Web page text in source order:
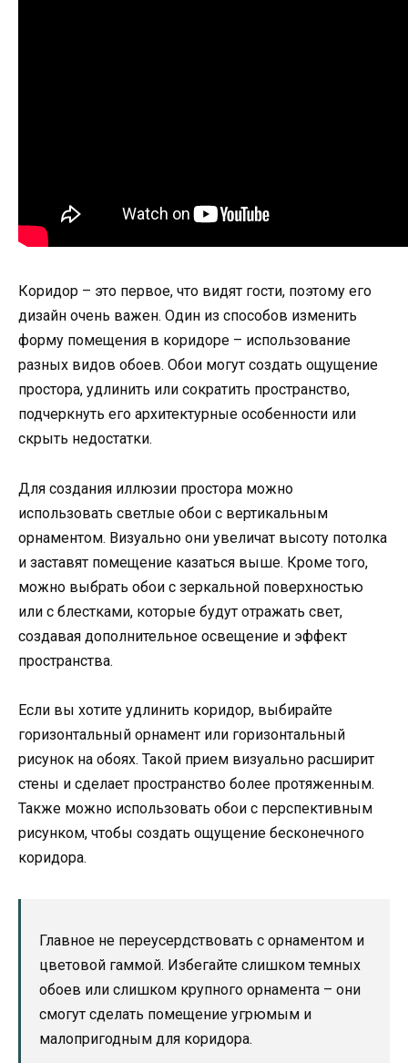
Коридор – это первое, что видят гости, поэтому его
дизайн очень важен. Один из способов изменить
форму помещения в коридоре – использование
разных видов обоев. Обои могут создать ощущение
простора, удлинить или сократить пространство,
подчеркнуть его архитектурные особенности или
скрыть недостатки.
Для создания иллюзии простора можно
использовать светлые обои с вертикальным
орнаментом. Визуально они увеличат высоту потолка
и заставят помещение казаться выше. Кроме того,
можно выбрать обои с зеркальной поверхностью
или с блестками, которые будут отражать свет,
создавая дополнительное освещение и эффект
пространства.
Если вы хотите удлинить коридор, выбирайте
горизонтальный орнамент или горизонтальный
рисунок на обоях. Такой прием визуально расширит
стены и сделает пространство более протяженным.
Также можно использовать обои с перспективным
рисунком, чтобы создать ощущение бесконечного
коридора.
Главное не переусердствовать с орнаментом и
цветовой гаммой. Избегайте слишком темных
обоев или слишком крупного орнамента – они
смогут сделать помещение угрюмым и
малопригодным для коридора.